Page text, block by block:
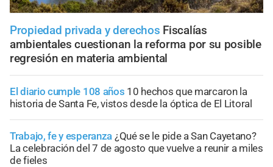
Propiedad privada y derechos Fiscalías
ambientales cuestionan la reforma por su posible
regresión en materia ambiental
El diario cumple 108 años 10 hechos que marcaron la
historia de Santa Fe, vistos desde la óptica de El Litoral
Trabajo, fe y esperanza ¿Qué se le pide a San Cayetano?
La celebración del 7 de agosto que vuelve a reunir a miles
de fieles